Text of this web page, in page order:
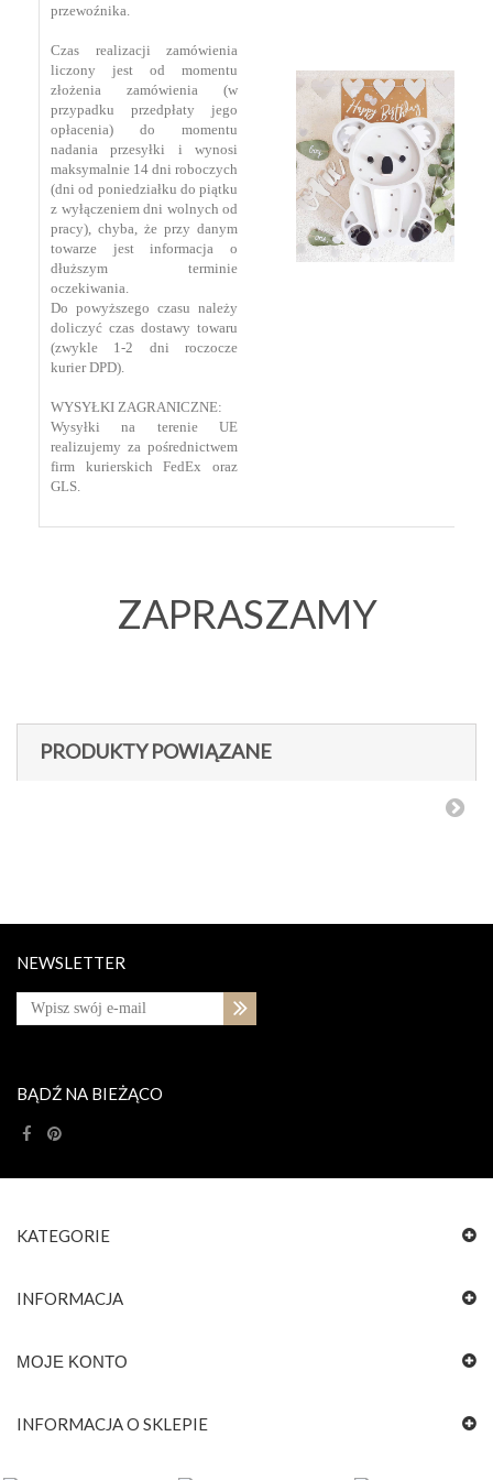
przewoźnika.
Czas realizacji zamówienia
liczony jest od momentu
złożenia zamówienia (w
przypadku przedpłaty jego
opłacenia) do momentu
nadania przesyłki i wynosi
maksymalnie 14 dni roboczych
(dni od poniedziałku do piątku
z wyłączeniem dni wolnych od
pracy), chyba, że przy danym
towarze jest informacja o
dłuższym terminie
oczekiwania.
Do powyższego czasu należy
doliczyć czas dostawy towaru
(zwykle 1-2 dni roczocze
kurier DPD).
WYSYŁKI ZAGRANICZNE:
Wysyłki na terenie UE
realizujemy za pośrednictwem
firm kurierskich FedEx oraz
GLS.
ZAPRASZAMY
PRODUKTY POWIĄZANE
NEWSLETTER
BĄDŹ NA BIEŻĄCO
KATEGORIE
INFORMACJA
MOJE KONTO
INFORMACJA O SKLEPIE